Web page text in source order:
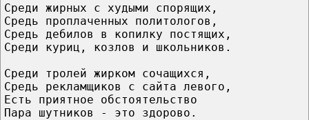
Среди жирных с худыми спорящих,
Средь проплаченных политологов,
Средь дебилов в копилку постящих,
Среди куриц, козлов и школьников.
Среди тролей жирком сочащихся,
Средь рекламщиков с сайта левого,
Есть приятное обстоятельство
Пара шутников - это здорово.